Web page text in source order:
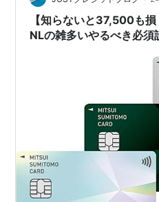
【知らないと37,500も
NLの雑多いやるべき必須